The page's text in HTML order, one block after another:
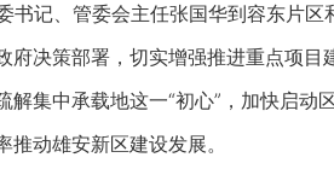
记、管委会主任张国华到容东片区
决策部署，切实增强推进重点项目
集中承载地这一“初心”，加快启动
动雄安新区建设发展。